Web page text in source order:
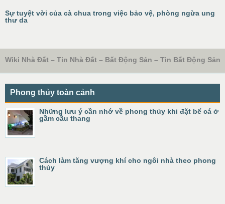
Sự tuyệt vời của cà chua trong việc bảo vệ, phòng ngừa ung
thư da
Wiki Nhà Đất – Tin Nhà Đất – Bất Động Sản – Tin Bất Động Sản
Phong thủy toàn cảnh
Những lưu ý cần nhớ về phong thủy khi đặt bể cá ở
gầm cầu thang
Cách làm tăng vượng khí cho ngôi nhà theo phong
thủy